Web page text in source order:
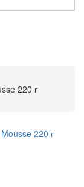
220 г